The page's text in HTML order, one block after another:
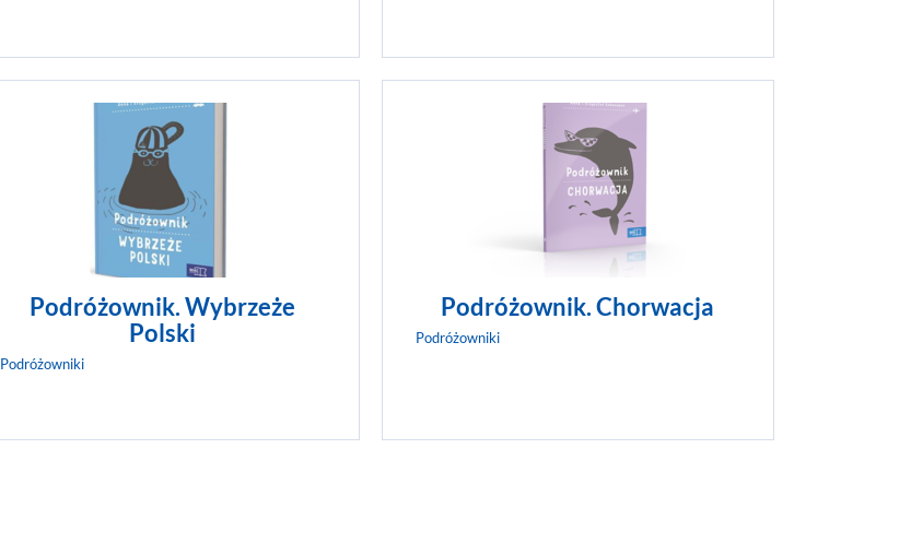
Za górami, za lasami jest kraina jak bajki. Mazury i
Warmia to setki jezior, zamki krzyżackie i bogaty
dowiesz się, kim jest ryba z wąsami, dlaczego
rośliny są zielone, a żaby bywają niebieskie. Poznasz
sekrety mrówek i bocianów,...
Podróżownik. Wybrzeże
Polski
Podróżowniki
A może nad morze? Wyrusz na wybrzeże Polski.
Znajdują się tu niezwykłe domy w kratkę, konie w
butach i bursztynowy niedźwiadek. Dzięki
Podróżownikowi dowiesz się, dlaczego morze jest
słone, skąd wzięły się mikołajki i piasek na plaży.
Podróżownik. Chorwacja
Podróżowniki